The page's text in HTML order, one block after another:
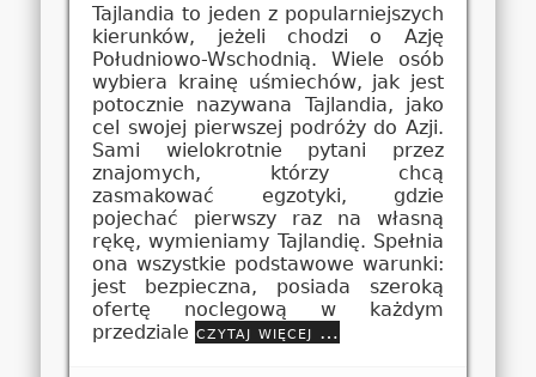
Tajlandia to jeden z popularniejszych
kierunków, jeżeli chodzi o Azję
Południowo-Wschodnią. Wiele osób
wybiera krainę uśmiechów, jak jest
potocznie nazywana Tajlandia, jako
cel swojej pierwszej podróży do Azji.
Sami wielokrotnie pytani przez
znajomych, którzy chcą
zasmakować egzotyki, gdzie
pojechać pierwszy raz na własną
rękę, wymieniamy Tajlandię. Spełnia
ona wszystkie podstawowe warunki:
jest bezpieczna, posiada szeroką
ofertę noclegową w każdym
przedziale czytaj więcej …